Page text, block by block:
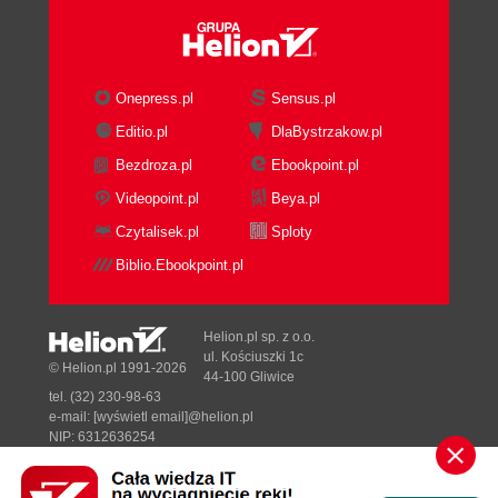
pamięci (39)
Nowa pamięć a wydajność systemu (40)
współpracować ze sobą (40)
DDR - następna generacja (40)
Błędy SPD (41)
Problemy z procesorem (41)
Identyfikowanie procesora (41)
Nowy procesor - czy się nada? (42)
Lepszy procesor, nie zawsze lepsza
Drugi procesor to nie zawsze zysk (44)
Gorąco!!! (44)
Gdzie jest nóżka nr 1? (45)
Dwa procesory? (45)
Nie mogę wyjąć procesora... (45)
Zagadkowa częstotliwość zegara CPU (46)
Onepress.pl
Sensus.pl
Editio.pl
DlaBystrzakow.pl
Bezdroza.pl
Ebookpoint.pl
Videopoint.pl
Beya.pl
Czytalisek.pl
Sploty
Biblio.Ebookpoint.pl
Designed with ♥ byTonik.pl
© Helion.pl 1991-2026
Helion.pl sp. z o.o.
ul. Kościuszki 1c
44-100 Gliwice
tel. (32) 230-98-63
e-mail: [wyświetl email]@helion.pl
NIP: 6312636254